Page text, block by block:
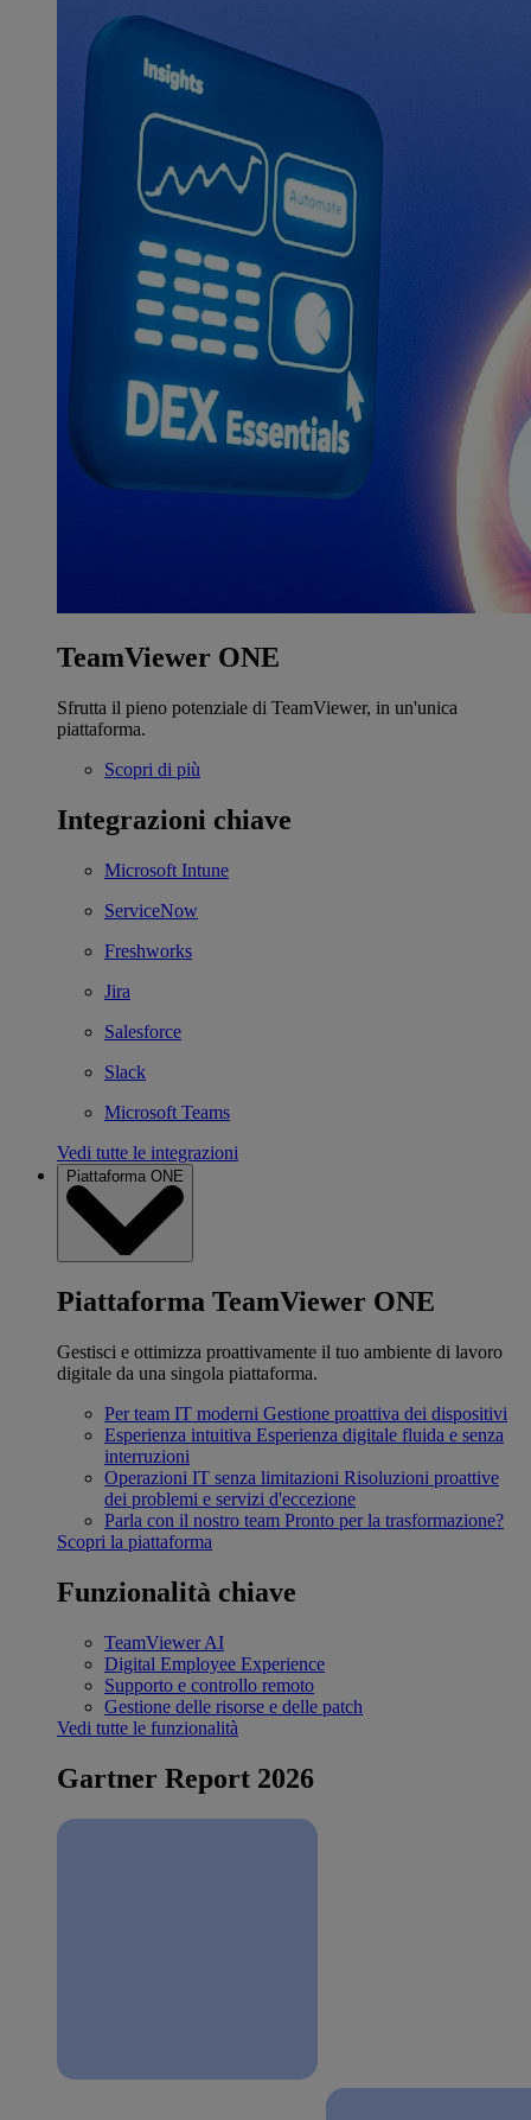
TeamViewer ONE
Sfrutta il pieno potenziale di TeamViewer, in un'unica
piattaforma.
Scopri di più
Integrazioni chiave
Microsoft Intune
ServiceNow
Freshworks
Jira
Salesforce
Slack
Microsoft Teams
Vedi tutte le integrazioni
Piattaforma ONE
Piattaforma TeamViewer ONE
Gestisci e ottimizza proattivamente il tuo ambiente di lavoro
digitale da una singola piattaforma.
Per team IT moderni Gestione proattiva dei dispositivi
Esperienza intuitiva Esperienza digitale fluida e senza
interruzioni
Operazioni IT senza limitazioni Risoluzioni proattive
dei problemi e servizi d'eccezione
Parla con il nostro team Pronto per la trasformazione?
Scopri la piattaforma
Funzionalità chiave
TeamViewer AI
Digital Employee Experience
Supporto e controllo remoto
Gestione delle risorse e delle patch
Vedi tutte le funzionalità
Gartner Report 2026